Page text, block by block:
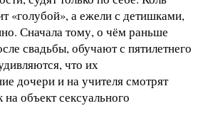
«голубой», а ежели с детишками,
Сначала тому, о чём раньше
свадьбы, обучают с пятилетнего
что их
дочери и на учителя смотрят
объект сексуального